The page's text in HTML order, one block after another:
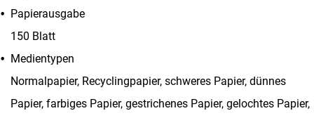
Papierausgabe
150 Blatt
Medientypen
Normalpapier, Recyclingpapier, schweres Papier, dünnes
Papier, farbiges Papier, gestrichenes Papier, gelochtes Papier,